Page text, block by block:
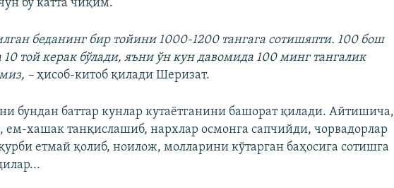
бу катта чиқим.
беданинг бир тойини 1000-1200 тангага сотишяпти. 100 бош
10 той керак бўлади, яъни ўн кун давомида 100 минг тангалик
– ҳисоб-китоб қилади Шеризат.
бундан баттар кунлар кутаётганини башорат қилади. Айтишича,
ем-хашак танқислашиб, нархлар осмонга сапчийди, чорвадорлар
етмай қолиб, ноилож, молларини кўтарган баҳосига сотишга